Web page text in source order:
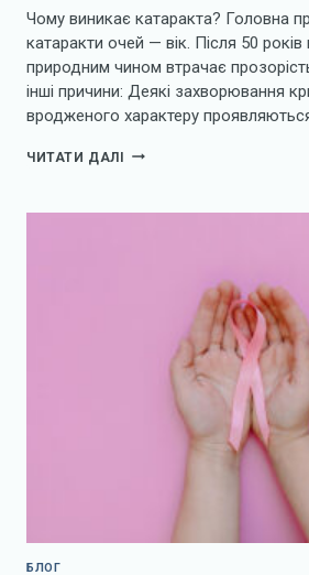
Чому виникає катаракта? Головна
катаракти очей — вік. Після 50
природним чином втрачає
інші причини: Деякі захворювання
вродженого характеру
ЧИТАТИ ДАЛІ КАТАРАКТА:
ТА
БЛОГ